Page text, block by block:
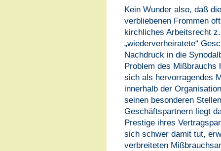
Kein Wunder also, daß
verbliebenen Frommen
kirchliches Arbeitsrecht
„wiederverheiratete“
Nachdruck in die
Problem des Mißbrauchs
sich als hervorragendes
innerhalb der
seinen besonderen
Geschäftspartnern liegt
Prestige ihres
sich schwer damit tut,
verbreiteten